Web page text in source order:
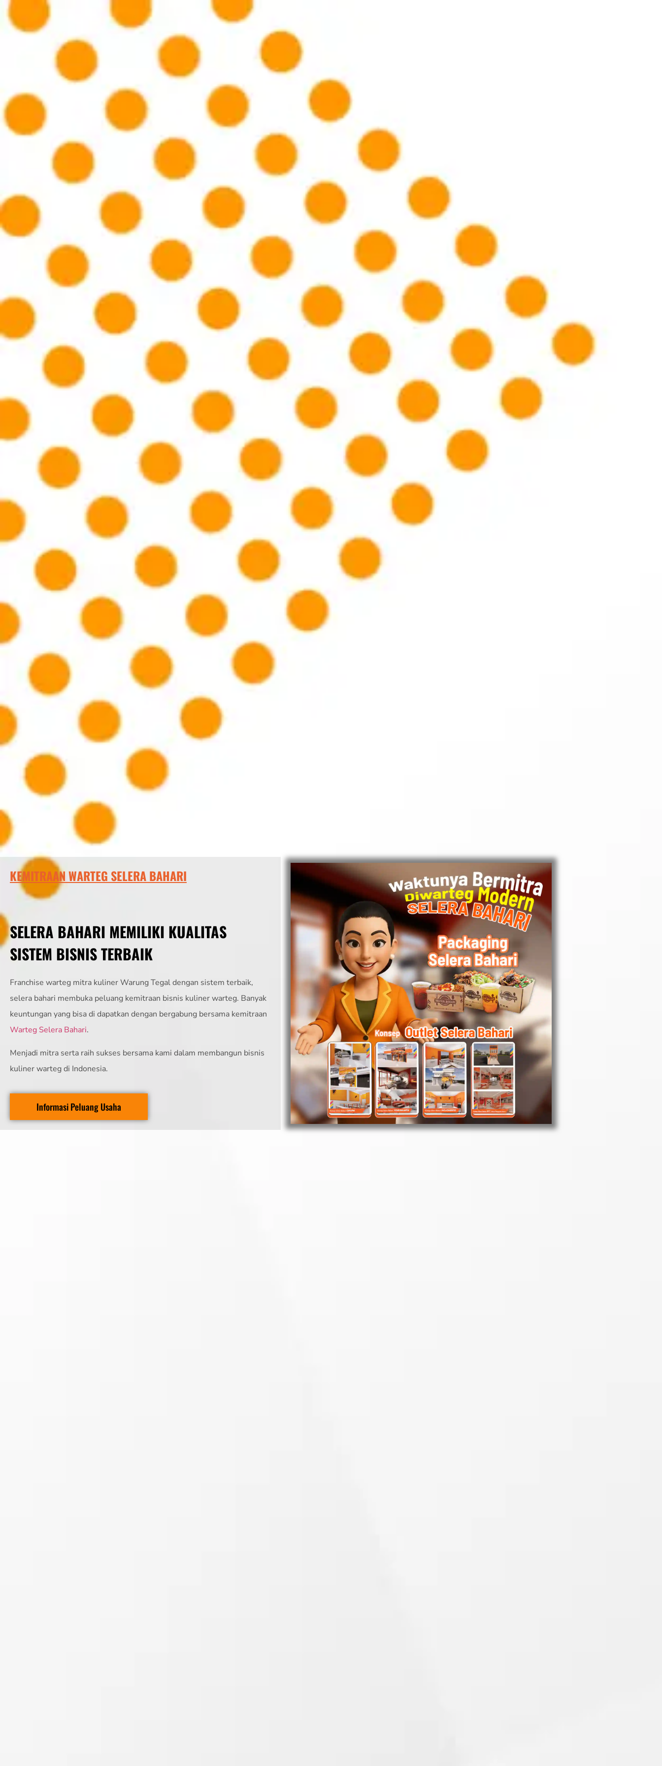
KEMITRAAN WARTEG SELERA BAHARI
SELERA BAHARI MEMILIKI KUALITAS
SISTEM BISNIS TERBAIK
Franchise warteg mitra kuliner Warung Tegal dengan sistem terbaik,
selera bahari membuka peluang kemitraan bisnis kuliner warteg. Banyak
keuntungan yang bisa di dapatkan dengan bergabung bersama kemitraan
Warteg Selera Bahari.
Menjadi mitra serta raih sukses bersama kami dalam membangun bisnis
kuliner warteg di Indonesia.
Informasi Peluang Usaha